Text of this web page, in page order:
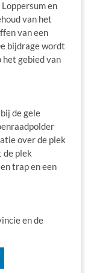
en
van het
van een
bijdrage wordt
het gebied van
de gele
over de plek
de plek
trap en een
en de